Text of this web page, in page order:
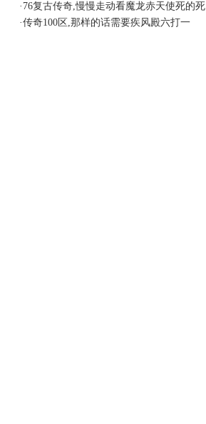
· 76复古传奇,慢慢走动看魔龙赤天使死的死
·传奇100区,那样的话需要疾风殿六打一